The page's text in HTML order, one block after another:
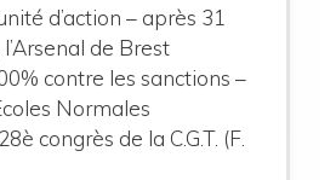
d’action – après 31
de Brest
contre les sanctions –
Normales
congrès de la C.G.T. (F.